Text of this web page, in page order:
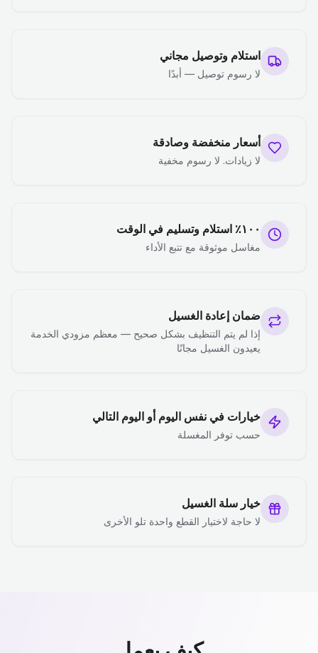
استلام وتوصيل مجاني
لا رسوم توصيل — أبدًا
أسعار منخفضة وصادقة
لا زيادات. لا رسوم مخفية
١٠٠٪ استلام وتسليم في الوقت
مغاسل موثوقة مع تتبع الأداء
ضمان إعادة الغسيل
إذا لم يتم التنظيف بشكل صحيح — معظم مزودي الخدمة
يعيدون الغسيل مجانًا
خيارات في نفس اليوم أو اليوم التالي
حسب توفر المغسلة
خيار سلة الغسيل
لا حاجة لاختيار القطع واحدة تلو الأخرى